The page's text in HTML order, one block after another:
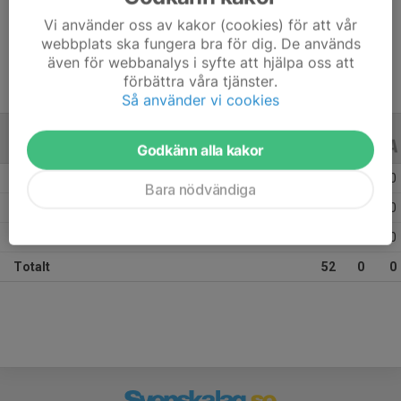
Ålder
13 år
ALLA SERIER ALLA ÅR
0
0
0
Totalt 52 0 0
Vi använder oss av kakor (cookies) för att vår
webbplats ska fungera bra för dig. De används
även för webbanalys i syfte att hjälpa oss att
förbättra våra tjänster.
Så använder vi cookies
Godkänn alla kakor
Bara nödvändiga